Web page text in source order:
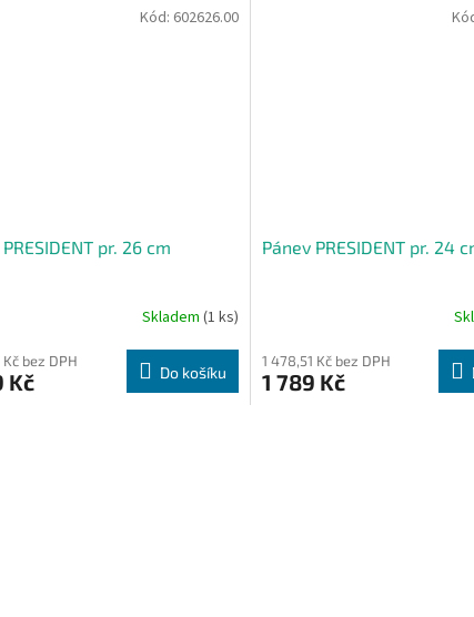
pr. 26 cm
Skladem (1 ks)
Kč bez DPH
Kč Do košíku
Kód: 602626.00
Pánev PRESIDENT pr. 24
1 478,51 Kč bez DPH
1 789 Kč